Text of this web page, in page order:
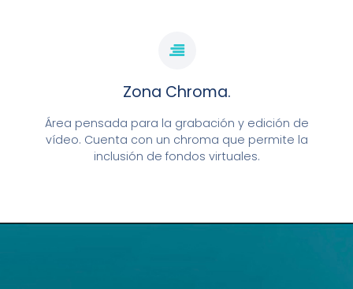
Zona Chroma.
Área pensada para la grabación y edición de
vídeo. Cuenta con un chroma que permite la
inclusión de fondos virtuales.